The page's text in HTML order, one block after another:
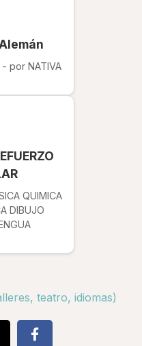
por NATIVA
QUIMICA
DIBUJO
teatro, idiomas)